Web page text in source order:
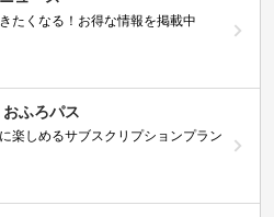
たくなる！お得な情報を掲載中
ふろパス
楽しめるサブスクリプションプラン